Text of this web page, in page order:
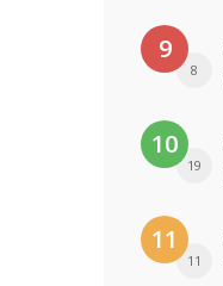
9
8
10
19
11
11